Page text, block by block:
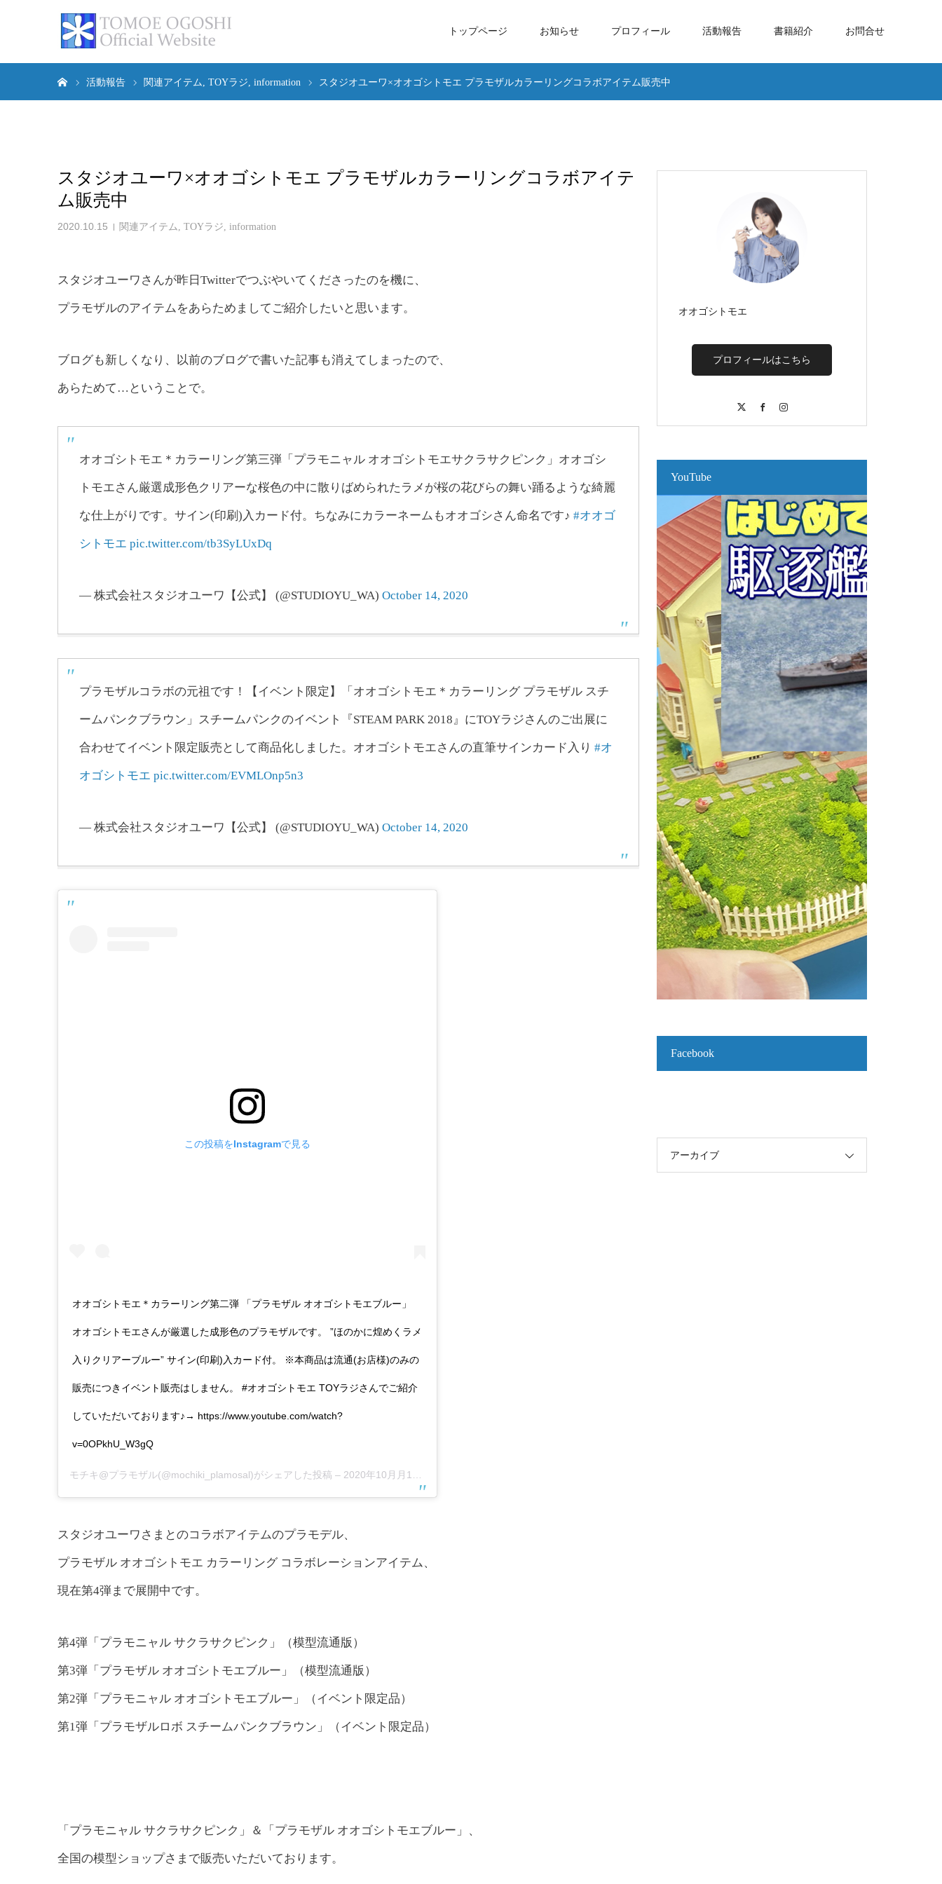
トップページ お知らせ プロフィール 活動報告 書籍紹介 お問合せ
活動報告 関連アイテム TOYラジ information スタジオユーワ×オオゴシトモエ プラモザルカラーリングコラボアイテム販売中
スタジオユーワ×オオゴシトモエ プラモザルカラーリングコラボアイテ
ム販売中
2020.10.15 関連アイテム, TOYラジ, information
スタジオユーワさんが昨日Twitterでつぶやいてくださったのを機に、
プラモザルのアイテムをあらためましてご紹介したいと思います。
ブログも新しくなり、以前のブログで書いた記事も消えてしまったので、
あらためて…ということで。
オオゴシトモエ＊カラーリング第三弾「プラモニャル オオゴシトモエサクラサクピンク」オオゴシ
トモエさん厳選成形色クリアーな桜色の中に散りばめられたラメが桜の花びらの舞い踊るような綺麗
な仕上がりです。サイン(印刷)入カード付。ちなみにカラーネームもオオゴシさん命名です♪ #オオゴ
シトモエ pic.twitter.com/tb3SyLUxDq
— 株式会社スタジオユーワ【公式】 (@STUDIOYU_WA) October 14, 2020
プラモザルコラボの元祖です！【イベント限定】「オオゴシトモエ＊カラーリング プラモザル スチ
ームパンクブラウン」スチームパンクのイベント『STEAM PARK 2018』にTOYラジさんのご出展に
合わせてイベント限定販売として商品化しました。オオゴシトモエさんの直筆サインカード入り #オ
オゴシトモエ pic.twitter.com/EVMLOnp5n3
— 株式会社スタジオユーワ【公式】 (@STUDIOYU_WA) October 14, 2020
この投稿をInstagramで見る
オオゴシトモエ＊カラーリング第二弾 「プラモザル オオゴシトモエブルー」
オオゴシトモエさんが厳選した成形色のプラモザルです。 ”ほのかに煌めくラメ
入りクリアーブルー” サイン(印刷)入カード付。 ※本商品は流通(お店様)のみの
販売につきイベント販売はしません。 #オオゴシトモエ TOYラジさんでご紹介
していただいております♪→ https://www.youtube.com/watch?
v=0OPkhU_W3gQ
モチキ@プラモザル(@mochiki_plamosal)がシェアした投稿 – 2020年10月月15日午前12時36分PDT
スタジオユーワさまとのコラボアイテムのプラモデル、
プラモザル オオゴシトモエ カラーリング コラボレーションアイテム、
現在第4弾まで展開中です。
第4弾「プラモニャル サクラサクピンク」（模型流通版）
第3弾「プラモザル オオゴシトモエブルー」（模型流通版）
第2弾「プラモニャル オオゴシトモエブルー」（イベント限定品）
第1弾「プラモザルロボ スチームパンクブラウン」（イベント限定品）
「プラモニャル サクラサクピンク」＆「プラモザル オオゴシトモエブルー」、
全国の模型ショップさまで販売いただいております。
オオゴシトモエ
プロフィールはこちら
YouTube
Facebook
アーカイブ